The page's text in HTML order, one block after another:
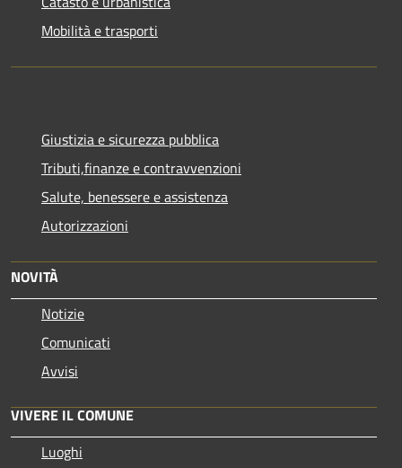
Mobilità e trasporti
Giustizia e sicurezza pubblica
Tributi,finanze e contravvenzioni
Salute, benessere e assistenza
Autorizzazioni
NOVITÀ
Notizie
Comunicati
Avvisi
VIVERE IL COMUNE
Luoghi